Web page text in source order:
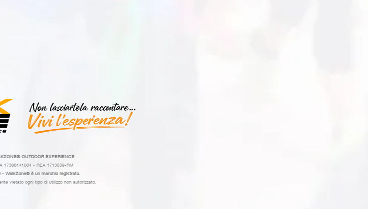
OUTDOOR EXPERIENCE
17366141004 - REA 1713539-RM
- WalkZone® è un marchio registrato.
vietato ogni tipo di utilizzo non autorizzato.